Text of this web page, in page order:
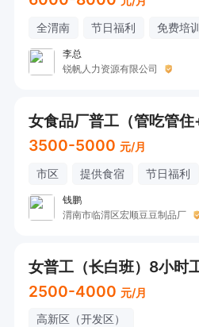
全渭南 节日福利 免费培
李总
锐帆人力资源有限公司
3500-5000 元/月
市区 提供食宿 节日福利
钱鹏
渭南市临渭区宏顺豆豆制品厂
女普工（长白班）8小时
2500-4000 元/月
高新区（开发区）